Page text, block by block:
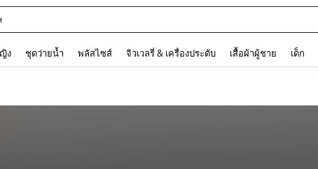
ง ชุดว่ายน้ำ พลัสไซส์ จิวเวลรี่ & เครื่องประดับ เสื้อผ้าผู้ชาย เด็ก